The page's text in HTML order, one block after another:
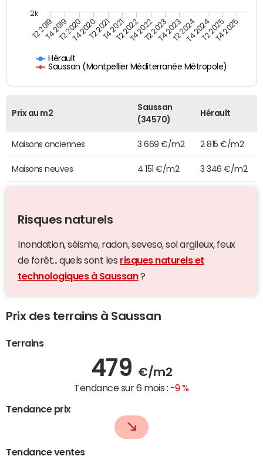
Hérault
Saussan (Montpellier Méditerranée Métropole)
T2 2019T4 2019T2 2020T4 2020T2 2021T4 2021T2 2022T4 2022T2 2023T4 2023T2 2024T4 2024T2 2025T4 2025
2k
Prix au m2
Saussan
(34570)
Hérault
Maisons anciennes 3 669 €/m2 2 815 €/m2
Maisons neuves 4 151 €/m2 3 346 €/m2
Risques naturels
Inondation, séisme, radon, seveso, sol argileux, feux
de forêt... quels sont les risques naturels et
technologiques à Saussan?
Prix des terrains à Saussan
Terrains
479 €/m2
Tendance sur 6 mois : -9 %
Tendance prix
Tendance ventes